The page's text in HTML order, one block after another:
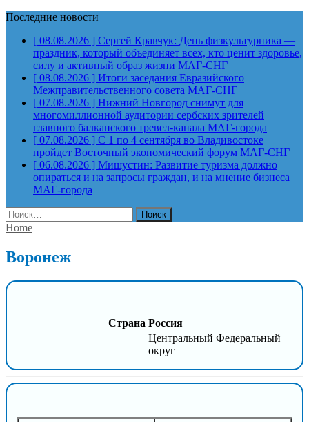
Последние новости
[ 08.08.2026 ] Сергей Кравчук: День физкультурника —
праздник, который объединяет всех, кто ценит здоровье,
силу и активный образ жизни МАГ-СНГ
[ 08.08.2026 ] Итоги заседания Евразийского
Межправительственного совета МАГ-СНГ
[ 07.08.2026 ] Нижний Новгород снимут для
многомиллионной аудитории сербских зрителей
главного балканского тревел-канала МАГ-города
[ 07.08.2026 ] С 1 по 4 сентября во Владивостоке
пройдет Восточный экономический форум МАГ-СНГ
[ 06.08.2026 ] Мишустин: Развитие туризма должно
опираться и на запросы граждан, и на мнение бизнеса
МАГ-города
Найти:
Home
Воронеж
Страна Россия
Центральный Федеральный
округ